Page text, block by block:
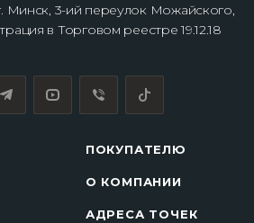
Минск, 3-ий переулок Можайского,
в Торговом реестре 19.12.18
ПОКУПАТЕЛЮ
О КОМПАНИИ
АДРЕСА ТОЧЕК